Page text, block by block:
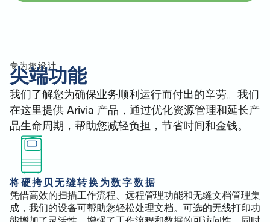
同类产品
联系我们
专为您设计
尖端功能
我们了解您为确保业务顺利运行而付出的辛劳。我们
在这里提供 Arivia 产品，通过优化资源管理和延长产
品生命周期，帮助您减轻负担，节省时间和金钱。
将硬拷贝无缝转换为数字数据
凭借高效的扫描工作流程、远程管理功能和无缝文档管理集
成，我们的设备可帮助您轻松处理文档。可选的无线打印功